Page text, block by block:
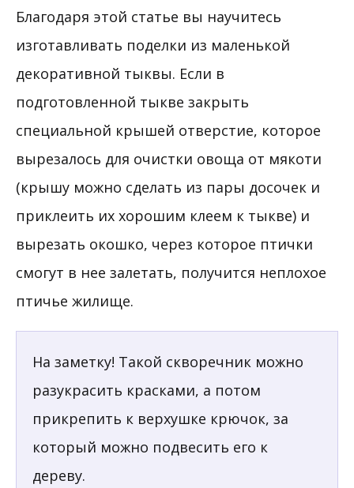
Благодаря этой статье вы научитесь
изготавливать поделки из маленькой
декоративной тыквы. Если в
подготовленной тыкве закрыть
специальной крышей отверстие, которое
вырезалось для очистки овоща от мякоти
(крышу можно сделать из пары досочек и
приклеить их хорошим клеем к тыкве) и
вырезать окошко, через которое птички
смогут в нее залетать, получится неплохое
птичье жилище.
На заметку! Такой скворечник можно
разукрасить красками, а потом
прикрепить к верхушке крючок, за
который можно подвесить его к
дереву.